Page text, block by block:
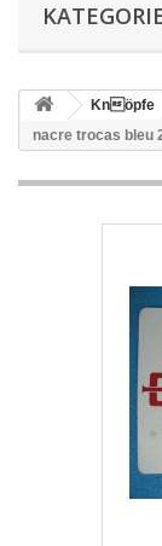
Knöpfe
nacre trocas bleu